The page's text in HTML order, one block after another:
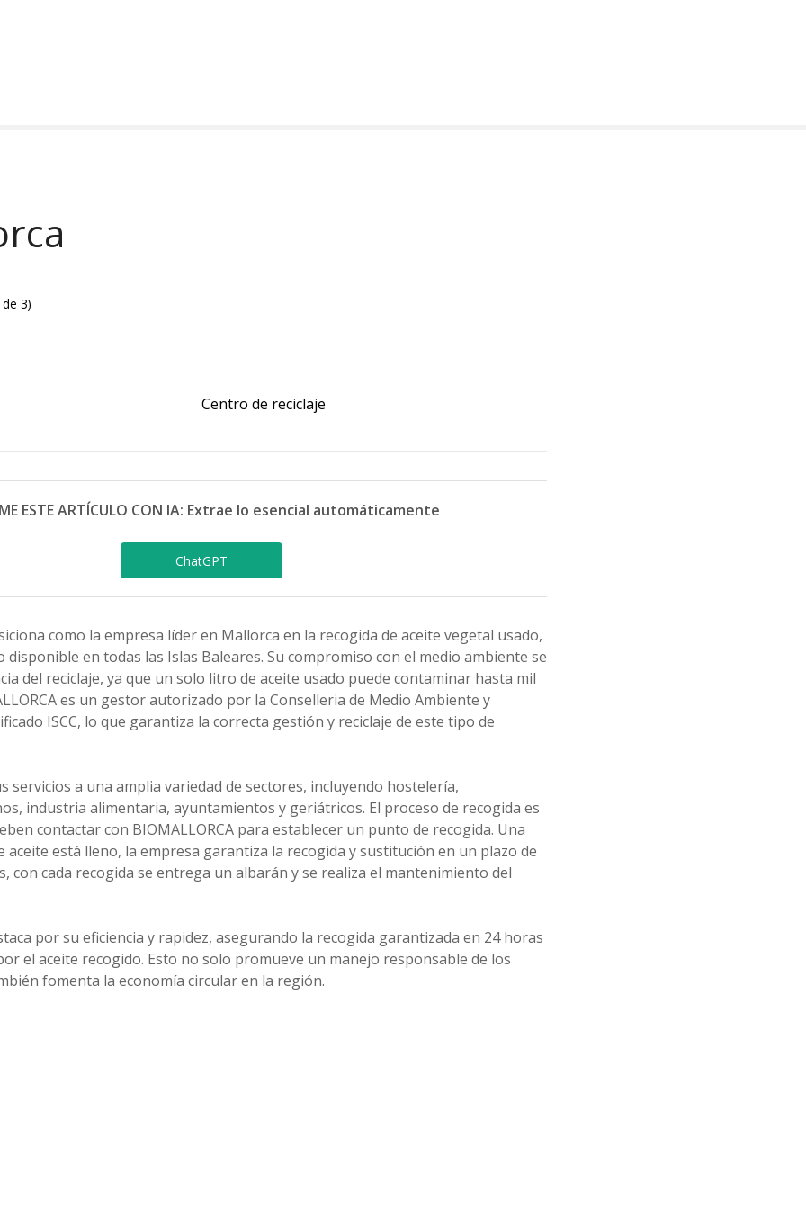
3)
Centro de reciclaje
ESTE ARTÍCULO CON IA: Extrae lo esencial automáticamente
ChatGPT
como la empresa líder en Mallorca en la recogida de aceite vegetal usado,
en todas las Islas Baleares. Su compromiso con el medio ambiente se
del reciclaje, ya que un solo litro de aceite usado puede contaminar hasta mil
es un gestor autorizado por la Conselleria de Medio Ambiente y
ISCC, lo que garantiza la correcta gestión y reciclaje de este tipo de
servicios a una amplia variedad de sectores, incluyendo hostelería,
industria alimentaria, ayuntamientos y geriátricos. El proceso de recogida es
contactar con BIOMALLORCA para establecer un punto de recogida. Una
aceite está lleno, la empresa garantiza la recogida y sustitución en un plazo de
con cada recogida se entrega un albarán y se realiza el mantenimiento del
por su eficiencia y rapidez, asegurando la recogida garantizada en 24 horas
el aceite recogido. Esto no solo promueve un manejo responsable de los
fomenta la economía circular en la región.